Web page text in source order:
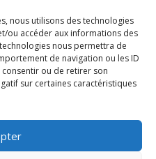
nous utilisons des technologies
ou accéder aux informations des
nous permettra de
de navigation ou les ID
consentir ou de retirer son
sur certaines caractéristiques